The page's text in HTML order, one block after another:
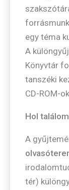
egy téma
A
Könyvtár
tanszéki
CD-ROM-
Hol
A
tér)